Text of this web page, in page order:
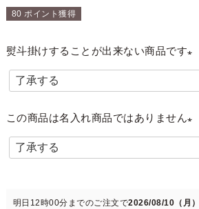
80 ポイント獲得
熨斗掛けすることが出来ない商品です
必
この商品は名入れ商品ではありません
必
)
明日 12時00分 までのご注文で2026/08/10（月）